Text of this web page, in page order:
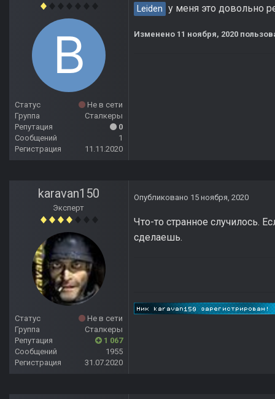
Статус
Не в сети
Группа
Сталкеры
Репутация
0
Сообщений
1
Регистрация
11.11.2020
Leiden у меня это довольно
Изменено 11 ноября, 2020
karavan150
Эксперт
Статус
Не в сети
Группа
Сталкеры
Репутация
1 067
Сообщений
1955
Регистрация
31.07.2020
Опубликовано 15 ноября, 2020
Что-то странное случилось.
сделаешь.